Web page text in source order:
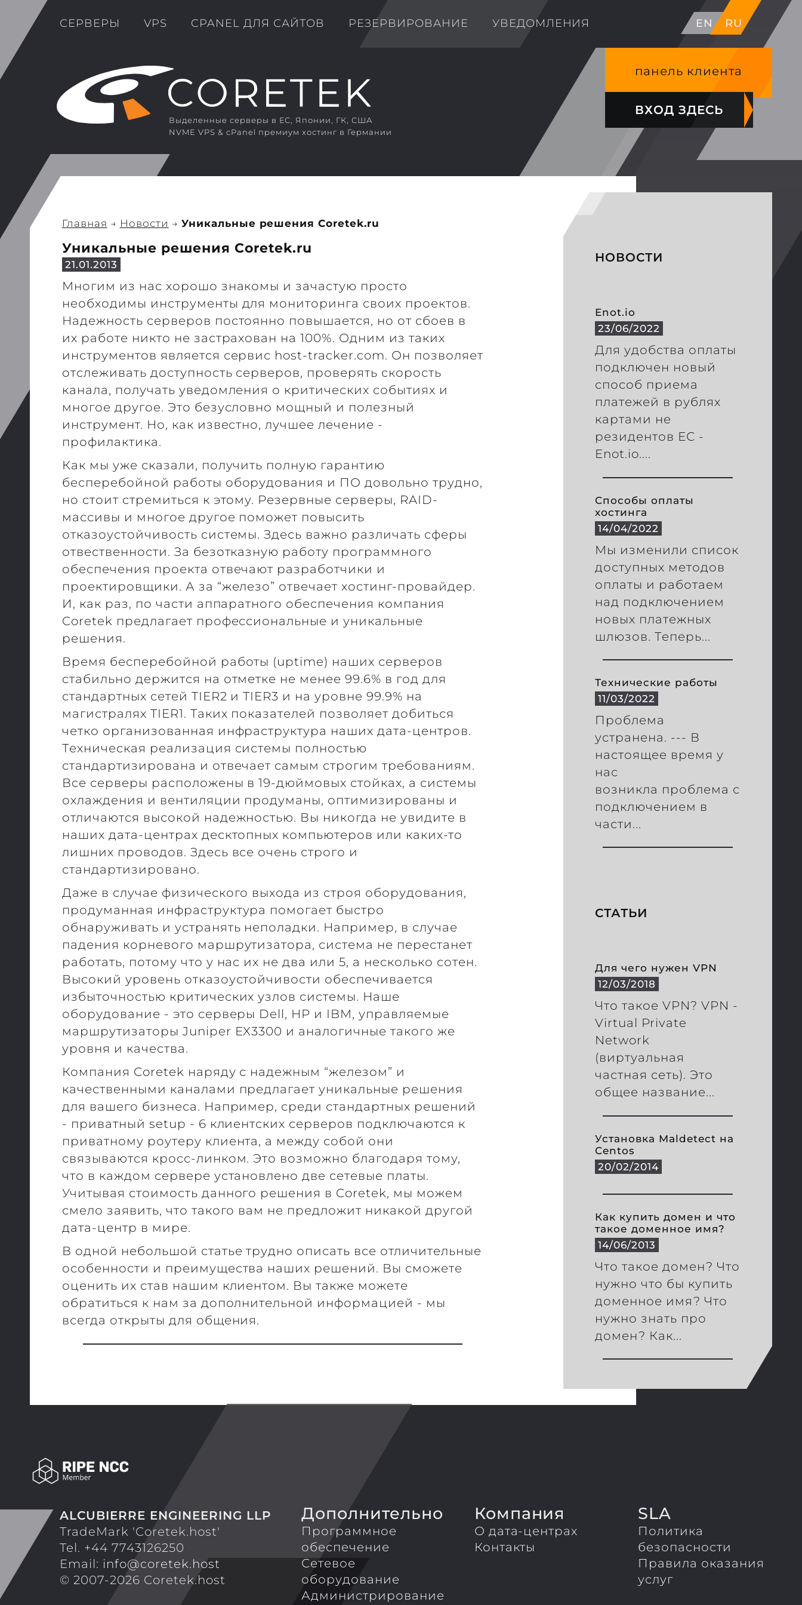
СЕРВЕРЫ VPS CPANEL ДЛЯ САЙТОВ РЕЗЕРВИРОВАНИЕ УВЕДОМЛЕНИЯ EN RU
Выделенные серверы в ЕС, Японии, ГК, США
NVME VPS & cPanel премиум хостинг в Германии
панель клиента
ВХОД ЗДЕСЬ
Главная → Новости → Уникальные решения Coretek.ru
Уникальные решения Coretek.ru
21.01.2013
Многим из нас хорошо знакомы и зачастую просто
необходимы инструменты для мониторинга своих проектов.
Надежность серверов постоянно повышается, но от сбоев в
их работе никто не застрахован на 100%. Одним из таких
инструментов является сервис host-tracker.com. Он позволяет
отслеживать доступность серверов, проверять скорость
канала, получать уведомления о критических событиях и
многое другое. Это безусловно мощный и полезный
инструмент. Но, как известно, лучшее лечение -
профилактика.
Как мы уже сказали, получить полную гарантию
бесперебойной работы оборудования и ПО довольно трудно,
но стоит стремиться к этому. Резервные серверы, RAID-
массивы и многое другое поможет повысить
отказоустойчивость системы. Здесь важно различать сферы
отвественности. За безотказную работу программного
обеспечения проекта отвечают разработчики и
проектировщики. А за “железо” отвечает хостинг-провайдер.
И, как раз, по части аппаратного обеспечения компания
Coretek предлагает профессиональные и уникальные
решения.
Время бесперебойной работы (uptime) наших серверов
стабильно держится на отметке не менее 99.6% в год для
стандартных сетей TIER2 и TIER3 и на уровне 99.9% на
магистралях TIER1. Таких показателей позволяет добиться
четко организованная инфраструктура наших дата-центров.
Техническая реализация системы полностью
стандартизирована и отвечает самым строгим требованиям.
Все серверы расположены в 19-дюймовых стойках, а системы
охлаждения и вентиляции продуманы, оптимизированы и
отличаются высокой надежностью. Вы никогда не увидите в
наших дата-центрах десктопных компьютеров или каких-то
лишних проводов. Здесь все очень строго и
стандартизировано.
Даже в случае физического выхода из строя оборудования,
продуманная инфраструктура помогает быстро
обнаруживать и устранять неполадки. Например, в случае
падения корневого маршрутизатора, система не перестанет
работать, потому что у нас их не два или 5, а несколько сотен.
Высокий уровень отказоустойчивости обеспечивается
избыточностью критических узлов системы. Наше
оборудование - это серверы Dell, HP и IBM, управляемые
маршрутизаторы Juniper EX3300 и аналогичные такого же
уровня и качества.
Компания Coretek наряду с надежным “железом” и
качественными каналами предлагает уникальные решения
для вашего бизнеса. Например, среди стандартных решений
- приватный setup - 6 клиентских серверов подключаются к
приватному роутеру клиента, а между собой они
связываются кросс-линком. Это возможно благодаря тому,
что в каждом сервере установлено две сетевые платы.
Учитывая стоимость данного решения в Coretek, мы можем
смело заявить, что такого вам не предложит никакой другой
дата-центр в мире.
В одной небольшой статье трудно описать все отличительные
особенности и преимущества наших решений. Вы сможете
оценить их став нашим клиентом. Вы также можете
обратиться к нам за дополнительной информацией - мы
всегда открыты для общения.
НОВОСТИ
Enot.io
23/06/2022
Для удобства оплаты
подключен новый
способ приема
платежей в рублях
картами не
резидентов ЕС -
Enot.io....
Способы оплаты
хостинга
14/04/2022
Мы изменили список
доступных методов
оплаты и работаем
над подключением
новых платежных
шлюзов. Теперь...
Технические работы
11/03/2022
Проблема
устранена. --- В
настоящее время у
нас
возникла проблема с
подключением в
части...
СТАТЬИ
Для чего нужен VPN
12/03/2018
Что такое VPN? VPN -
Virtual Private
Network
(виртуальная
частная сеть). Это
общее название...
Установка Maldetect на
Centos
20/02/2014
Как купить домен и что
такое доменное имя?
14/06/2013
Что такое домен? Что
нужно что бы купить
доменное имя? Что
нужно знать про
домен? Как...
ALCUBIERRE ENGINEERING LLP
TradeMark 'Coretek.host'
Tel. +44 7743126250
Email: info@coretek.host
© 2007-2026 Coretek.host
Дополнительно
Программное
обеспечение
Сетевое
оборудование
Администрирование
Компания
О дата-центрах
Контакты
SLA
Политика
безопасности
Правила оказания
услуг